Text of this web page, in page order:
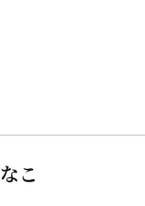
なこ